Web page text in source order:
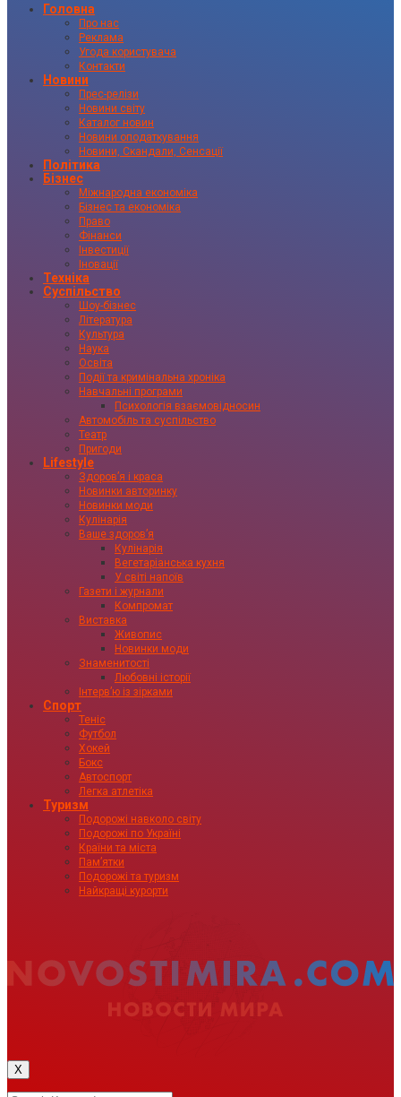
Головна
Про нас
Реклама
Угода користувача
Контакти
Новини
Прес-релізи
Новини світу
Каталог новин
Новини оподаткування
Новини, Скандали, Сенсації
Політика
Бізнес
Міжнародна економіка
Бізнес та економіка
Право
Фінанси
Інвестиції
Іновації
Техніка
Суспільство
Шоу-бізнес
Література
Культура
Наука
Освіта
Події та кримінальна хроніка
Навчальні програми
Психологія взаємовідносин
Автомобіль та суспільство
Театр
Пригоди
Lifestyle
Здоровʼя і краса
Новинки авторинку
Новинки моди
Кулінарія
Ваше здоровʼя
Кулінарія
Вегетаріанська кухня
У світі напоїв
Газети і журнали
Компромат
Виставка
Живопис
Новинки моди
Знаменитості
Любовні історії
Інтервʼю із зірками
Спорт
Теніс
Футбол
Хокей
Бокс
Автоспорт
Легка атлетіка
Туризм
Подорожі навколо світу
Подорожі по Україні
Країни та міста
Пам’ятки
Подорожі та туризм
Найкращі курорти
X